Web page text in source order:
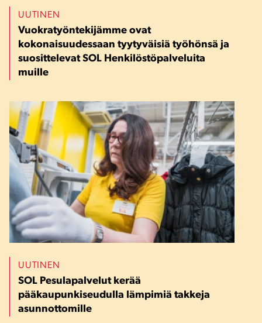
UUTINEN
Vuokratyöntekijämme ovat
kokonaisuudessaan tyytyväisiä työhönsä ja
suosittelevat SOL Henkilöstöpalveluita
muille
UUTINEN
SOL Pesulapalvelut kerää
pääkaupunkiseudulla lämpimiä takkeja
asunnottomille